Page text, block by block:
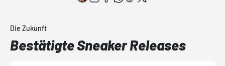
Die Zukunft
Bestätigte Sneaker Releases